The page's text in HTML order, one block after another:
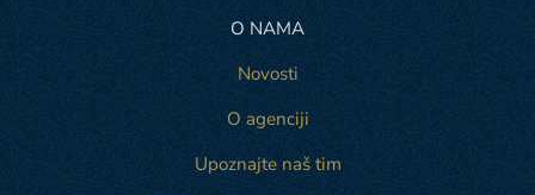
O NAMA
Novosti
O agenciji
Upoznajte naš tim